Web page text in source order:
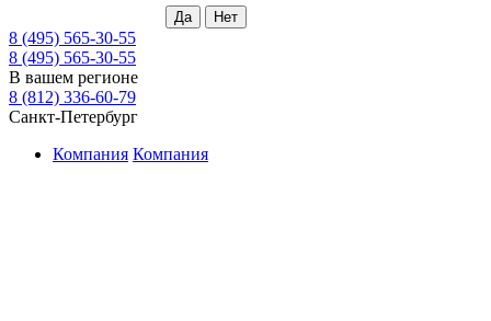
8 (495) 565-30-55
8 (495) 565-30-55
В вашем регионе
8 (812) 336-60-79
Санкт-Петербург
Компания Компания